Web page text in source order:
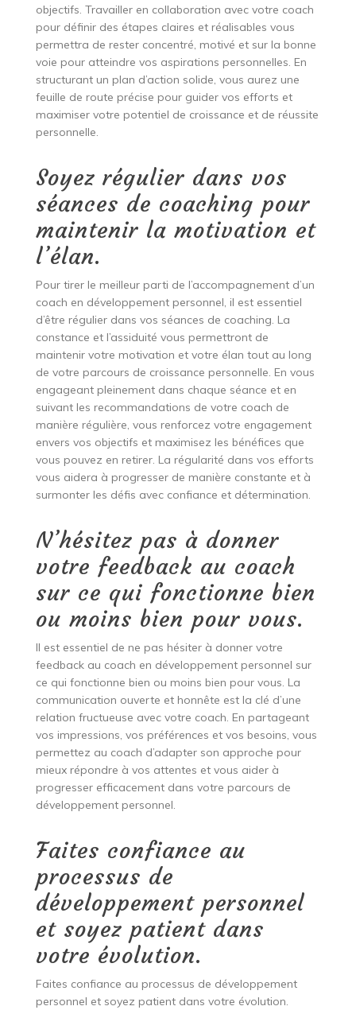
objectifs. Travailler en collaboration avec votre coach
pour définir des étapes claires et réalisables vous
permettra de rester concentré, motivé et sur la bonne
voie pour atteindre vos aspirations personnelles. En
structurant un plan d’action solide, vous aurez une
feuille de route précise pour guider vos efforts et
maximiser votre potentiel de croissance et de réussite
personnelle.
Soyez régulier dans vos
séances de coaching pour
maintenir la motivation et
l’élan.
Pour tirer le meilleur parti de l’accompagnement d’un
coach en développement personnel, il est essentiel
d’être régulier dans vos séances de coaching. La
constance et l’assiduité vous permettront de
maintenir votre motivation et votre élan tout au long
de votre parcours de croissance personnelle. En vous
engageant pleinement dans chaque séance et en
suivant les recommandations de votre coach de
manière régulière, vous renforcez votre engagement
envers vos objectifs et maximisez les bénéfices que
vous pouvez en retirer. La régularité dans vos efforts
vous aidera à progresser de manière constante et à
surmonter les défis avec confiance et détermination.
N’hésitez pas à donner
votre feedback au coach
sur ce qui fonctionne bien
ou moins bien pour vous.
Il est essentiel de ne pas hésiter à donner votre
feedback au coach en développement personnel sur
ce qui fonctionne bien ou moins bien pour vous. La
communication ouverte et honnête est la clé d’une
relation fructueuse avec votre coach. En partageant
vos impressions, vos préférences et vos besoins, vous
permettez au coach d’adapter son approche pour
mieux répondre à vos attentes et vous aider à
progresser efficacement dans votre parcours de
développement personnel.
Faites confiance au
processus de
développement personnel
et soyez patient dans
votre évolution.
Faites confiance au processus de développement
personnel et soyez patient dans votre évolution.